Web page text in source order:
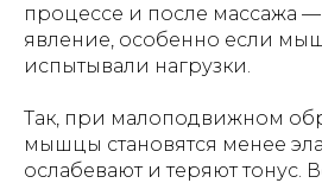
процессе и после массажа
явление, особенно если
испытывали нагрузки.
Так, при малоподвижном
мышцы становятся менее
ослабевают и теряют тонус.